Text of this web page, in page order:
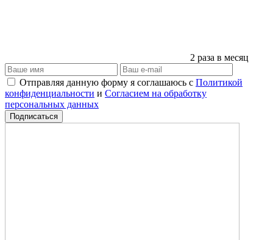
2 раза в месяц
Отправляя данную форму я соглашаюсь с Политикой
конфиденциальности и Согласием на обработку
персональных данных
Подписаться